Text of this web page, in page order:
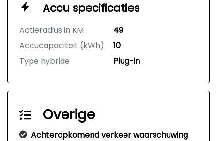
Accu specificaties
Actieradius in KM
49
Accucapaciteit (kWh)
10
Type hybride
Plug-in
Overige
Achteropkomend verkeer waarschuwing